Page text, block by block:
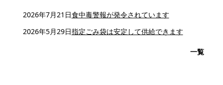
2026年7月21日食中毒警報が発令されています
2026年5月29日指定ごみ袋は安定して供給できます
一覧